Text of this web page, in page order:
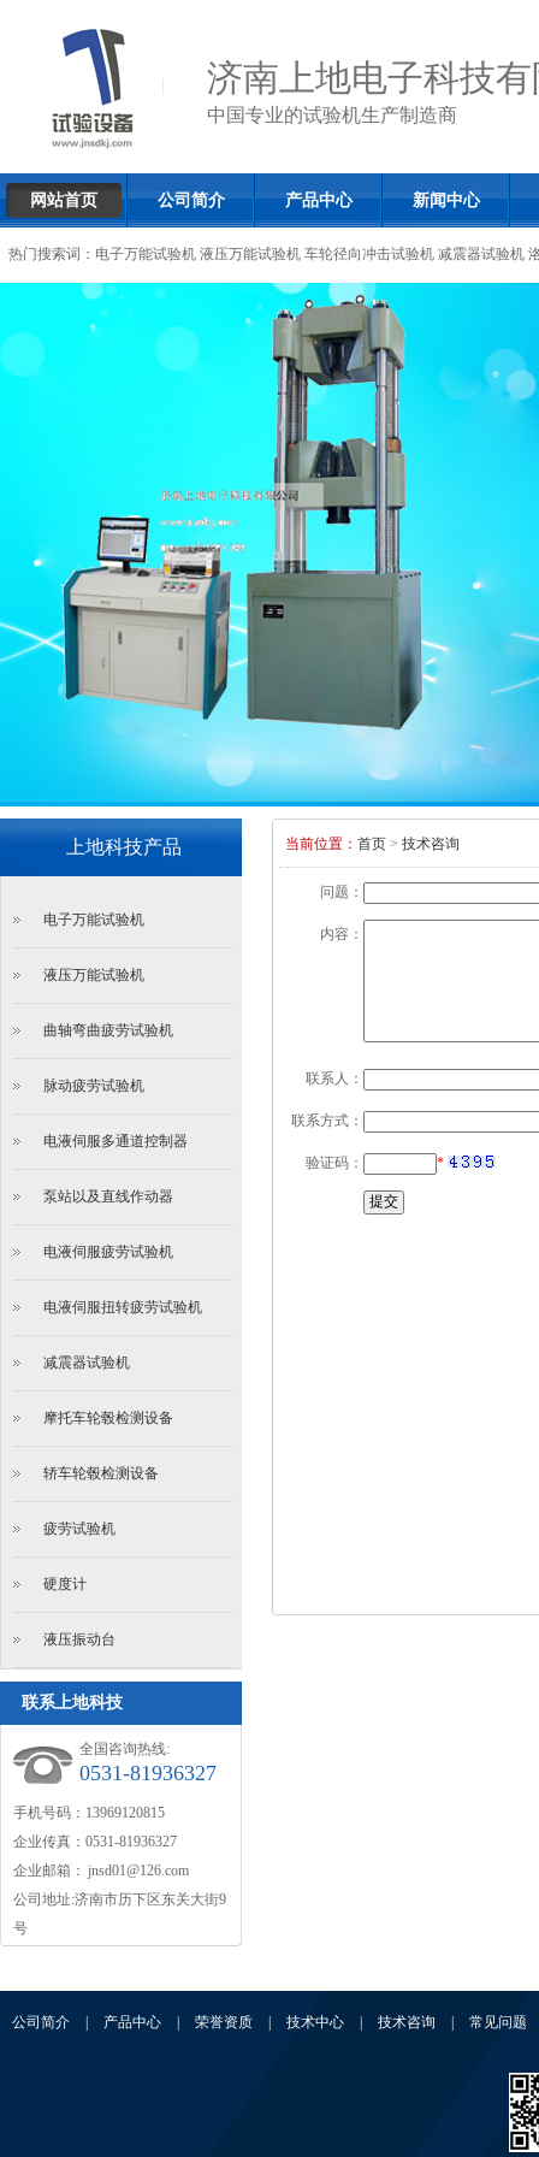
济南上地电子科技
中国专业的试验机生产制造商
网站首页 公司简介 产品中心 新闻中心
热门搜索词： 电子万能试验机 液压万能试验机 车轮径向冲击试验机 减震器试验机
上地科技产品
电子万能试验机
液压万能试验机
曲轴弯曲疲劳试验机
脉动疲劳试验机
电液伺服多通道控制器
泵站以及直线作动器
电液伺服疲劳试验机
电液伺服扭转疲劳试验机
减震器试验机
摩托车轮毂检测设备
轿车轮毂检测设备
疲劳试验机
硬度计
液压振动台
联系上地科技
全国咨询热线:
0531-81936327
手机号码：13969120815
企业传真：0531-81936327
企业邮箱： jnsd01@126.com
公司地址:济南市历下区东关大街9
号
当前位置： 首页 > 技术咨询
问题：
内容：
联系人：
联系方式：
验证码： *
公司简介 产品中心 荣誉资质 技术中心 技术咨询 常见问题